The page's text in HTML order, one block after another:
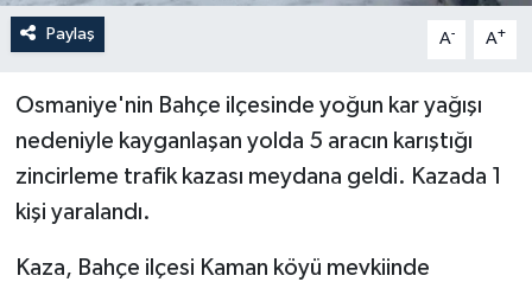
Paylaş A- A+
Osmaniye'nin Bahçe ilçesinde yoğun kar yağışı
nedeniyle kayganlaşan yolda 5 aracın karıştığı
zincirleme trafik kazası meydana geldi. Kazada 1
kişi yaralandı.
Kaza, Bahçe ilçesi Kaman köyü mevkiinde
Yerel